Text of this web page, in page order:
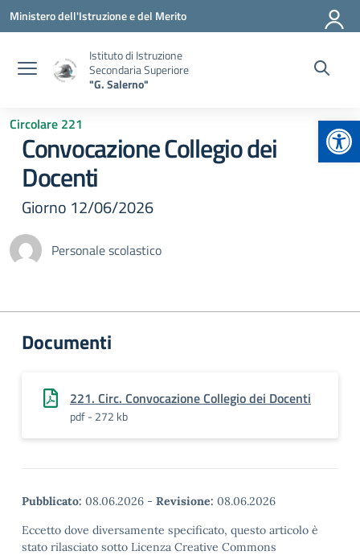
Vai ai contenuti
Vai al menu di navigazione
Vai al footer
Ministero dell'Istruzione e del Merito
Istituto di Istruzione
Secondaria Superiore
"G. Salerno"
Circolare 221
Convocazione Collegio dei
Docenti
Giorno 12/06/2026
Personale scolastico
Documenti
221. Circ. Convocazione Collegio dei Docenti
pdf - 272 kb
Pubblicato: 08.06.2026 - Revisione: 08.06.2026
Eccetto dove diversamente specificato, questo articolo è
stato rilasciato sotto Licenza Creative Commons